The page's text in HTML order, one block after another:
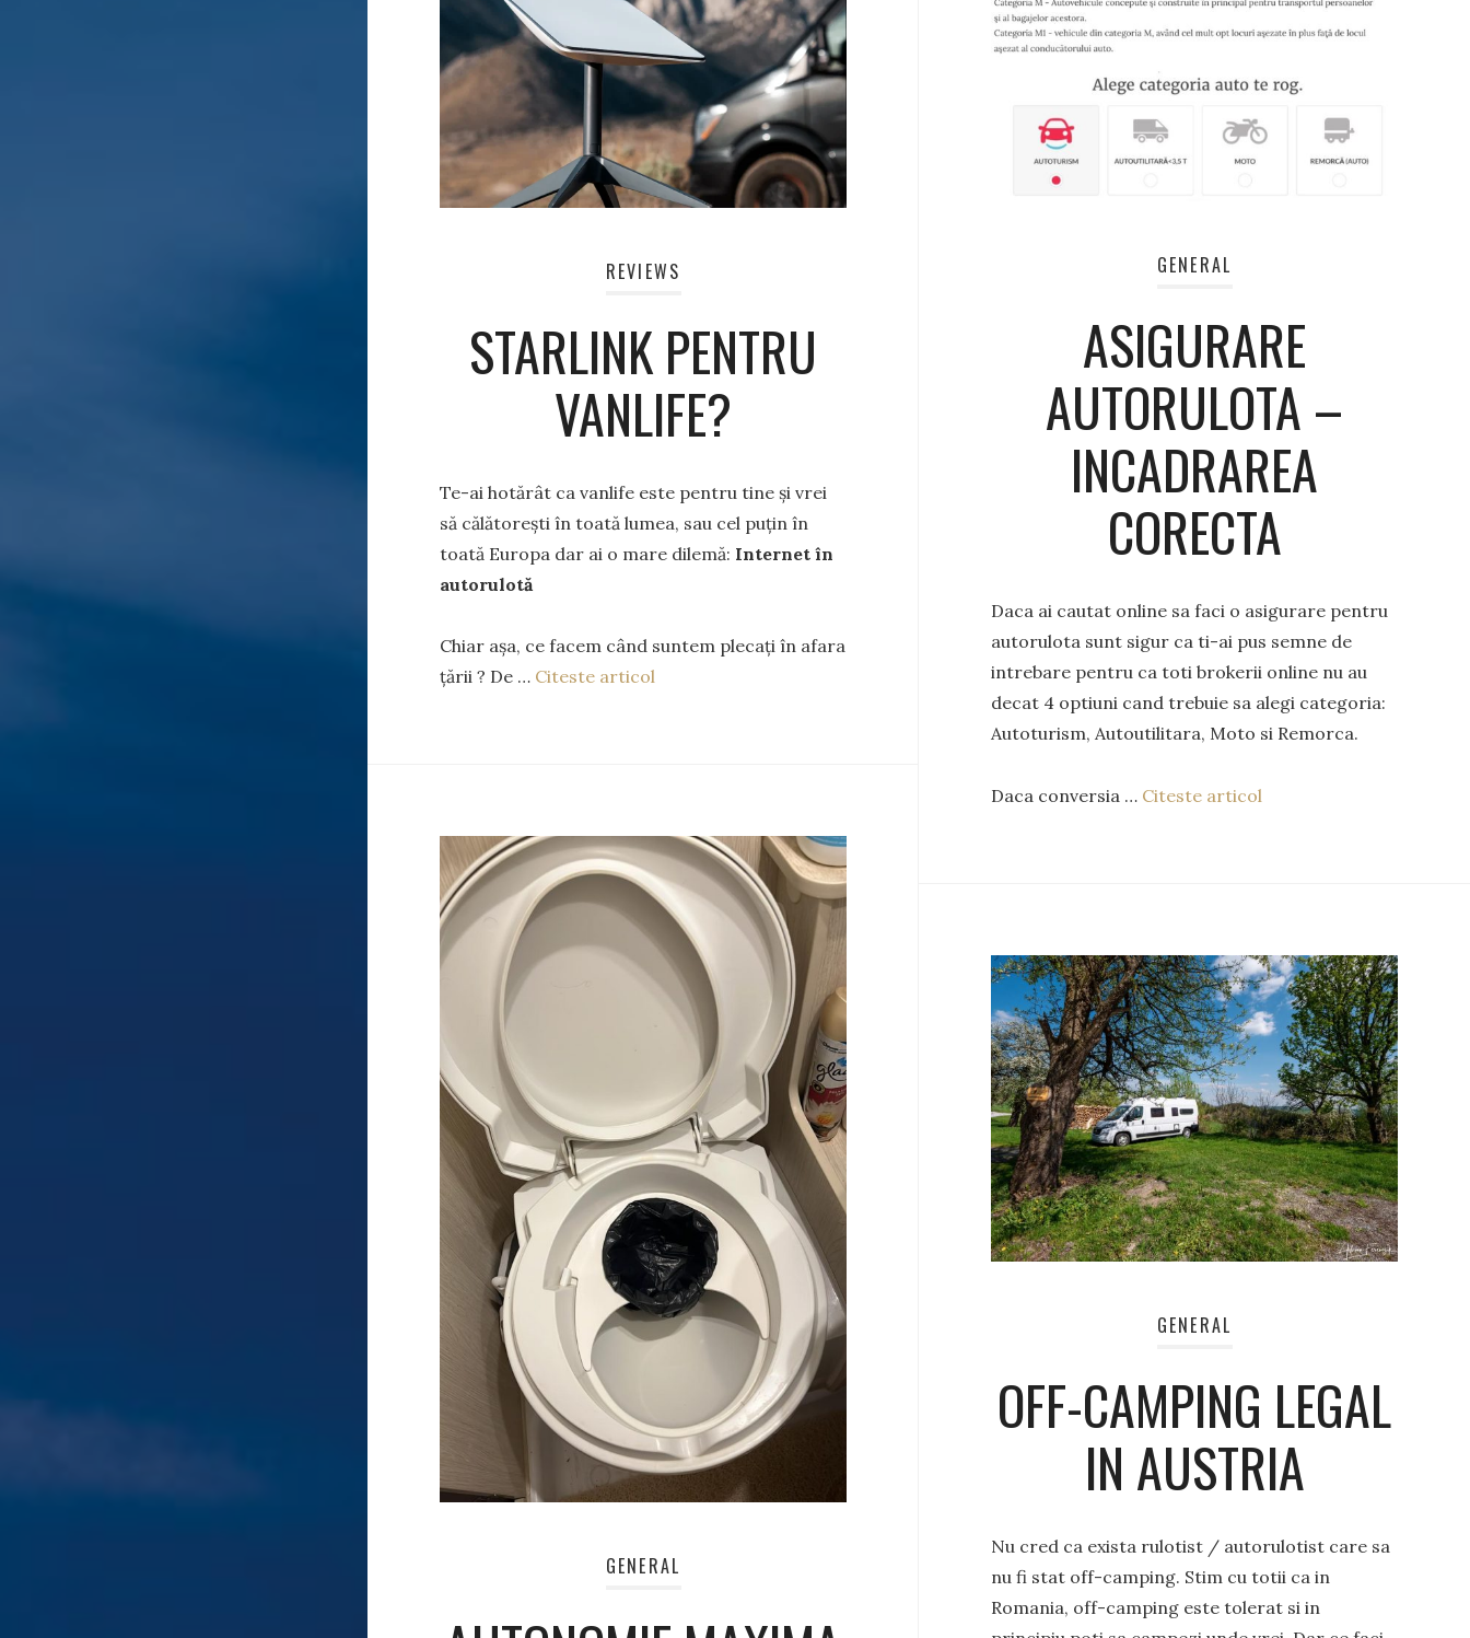
REVIEWS
STARLINK PENTRU
VANLIFE?
Te-ai hotărât ca vanlife este pentru tine și vrei
să călătorești în toată lumea, sau cel puțin în
toată Europa dar ai o mare dilemă: Internet în
autorulotă
Chiar așa, ce facem când suntem plecați în afara
țării ? De … Citeste articol
GENERAL
ASIGURARE
AUTORULOTA –
INCADRAREA
CORECTA
Daca ai cautat online sa faci o asigurare pentru
autorulota sunt sigur ca ti-ai pus semne de
intrebare pentru ca toti brokerii online nu au
decat 4 optiuni cand trebuie sa alegi categoria:
Autoturism, Autoutilitara, Moto si Remorca.
Daca conversia … Citeste articol
GENERAL
GENERAL
OFF-CAMPING LEGAL
IN AUSTRIA
Nu cred ca exista rulotist / autorulotist care sa
nu fi stat off-camping. Stim cu totii ca in
Romania, off-camping este tolerat si in